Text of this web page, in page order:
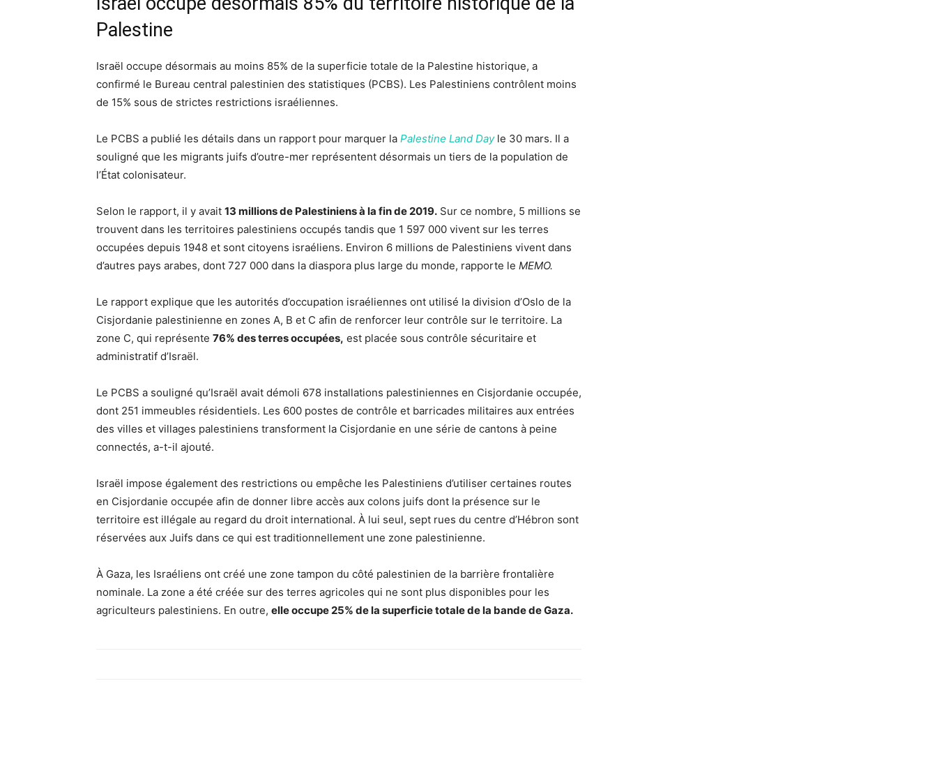
Palestine
Israël occupe désormais au moins 85% de la superficie totale de la Palestine historique, a
confirmé le Bureau central palestinien des statistiques (PCBS). Les Palestiniens contrôlent moins
de 15% sous de strictes restrictions israéliennes.
Le PCBS a publié les détails dans un rapport pour marquer la Palestine Land Day le 30 mars. Il a
souligné que les migrants juifs d’outre-mer représentent désormais un tiers de la population de
l’État colonisateur.
Selon le rapport, il y avait 13 millions de Palestiniens à la fin de 2019. Sur ce nombre, 5 millions se
trouvent dans les territoires palestiniens occupés tandis que 1 597 000 vivent sur les terres
occupées depuis 1948 et sont citoyens israéliens. Environ 6 millions de Palestiniens vivent dans
d’autres pays arabes, dont 727 000 dans la diaspora plus large du monde, rapporte le MEMO.
Le rapport explique que les autorités d’occupation israéliennes ont utilisé la division d’Oslo de la
Cisjordanie palestinienne en zones A, B et C afin de renforcer leur contrôle sur le territoire. La
zone C, qui représente 76% des terres occupées, est placée sous contrôle sécuritaire et
administratif d’Israël.
Le PCBS a souligné qu’Israël avait démoli 678 installations palestiniennes en Cisjordanie occupée,
dont 251 immeubles résidentiels. Les 600 postes de contrôle et barricades militaires aux entrées
des villes et villages palestiniens transforment la Cisjordanie en une série de cantons à peine
connectés, a-t-il ajouté.
Israël impose également des restrictions ou empêche les Palestiniens d’utiliser certaines routes
en Cisjordanie occupée afin de donner libre accès aux colons juifs dont la présence sur le
territoire est illégale au regard du droit international. À lui seul, sept rues du centre d’Hébron sont
réservées aux Juifs dans ce qui est traditionnellement une zone palestinienne.
À Gaza, les Israéliens ont créé une zone tampon du côté palestinien de la barrière frontalière
nominale. La zone a été créée sur des terres agricoles qui ne sont plus disponibles pour les
agriculteurs palestiniens. En outre, elle occupe 25% de la superficie totale de la bande de Gaza.